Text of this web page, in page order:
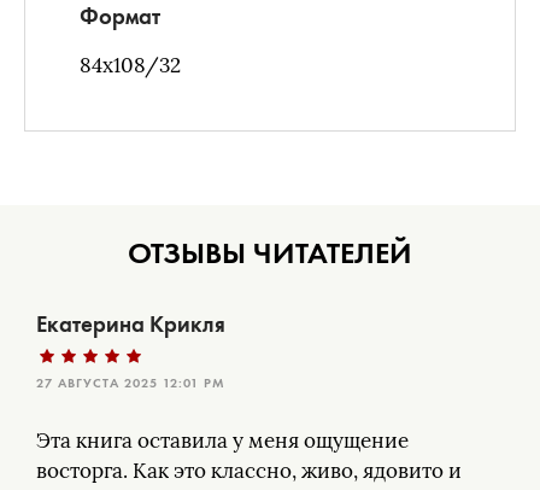
Формат
84х108/32
ОТЗЫВЫ ЧИТАТЕЛЕЙ
Эта книга оставила у меня ощущение
восторга. Как это классно, живо, ядовито и
Екатерина Крикля
27 АВГУСТА 2025 12:01 PM